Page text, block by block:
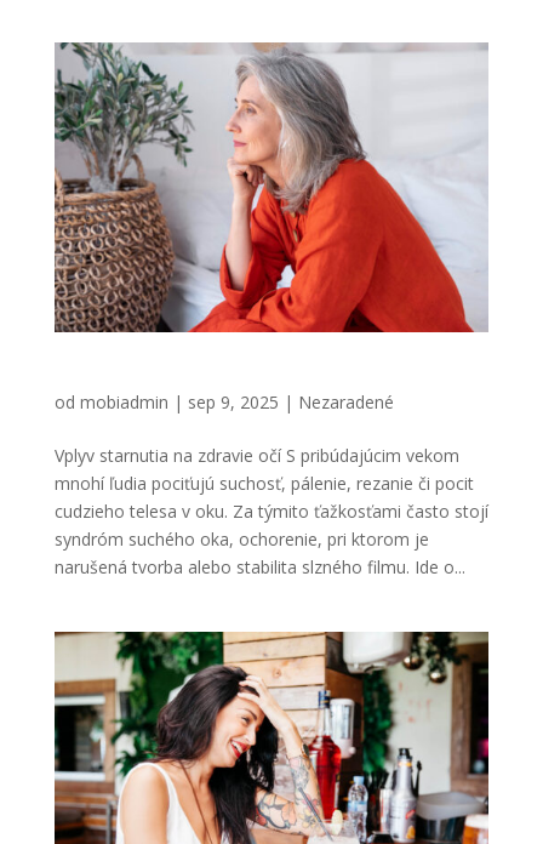
od mobiadmin | sep 9, 2025 | Nezaradené
Vplyv starnutia na zdravie očí S pribúdajúcim vekom
mnohí ľudia pociťujú suchosť, pálenie, rezanie či pocit
cudzieho telesa v oku. Za týmito ťažkosťami často stojí
syndróm suchého oka, ochorenie, pri ktorom je
narušená tvorba alebo stabilita slzného filmu. Ide o...